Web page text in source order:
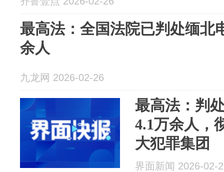
最高法：全国法院已判处缅北
余人
九龙网 2026-02-26
最高法：判
4.1万余人，
大犯罪集团
界面新闻 2026-02-